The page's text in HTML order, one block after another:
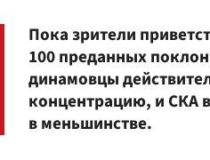
Пока зрители
100 преданных
динамовцы
концентрацию, и СКА
в меньшинстве.